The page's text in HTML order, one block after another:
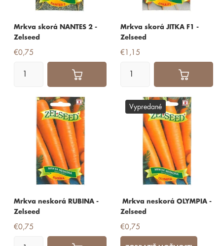
Mrkva skorá NANTES 2 -
Zelseed
€0,75
Mrkva skorá JITKA F1 -
Zelseed
€1,15
Mrkva neskorá RUBINA -
Zelseed
€0,75
Vypredané
Mrkva neskorá OLYMPIA -
Zelseed
€0,75